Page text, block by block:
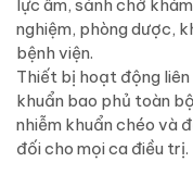
lực âm, sảnh chờ
nghiệm, phòng dược,
bệnh viện.
Thiết bị hoạt động
khuẩn bao phủ toàn
nhiễm khuẩn chéo và
đối cho mọi ca điều trị.